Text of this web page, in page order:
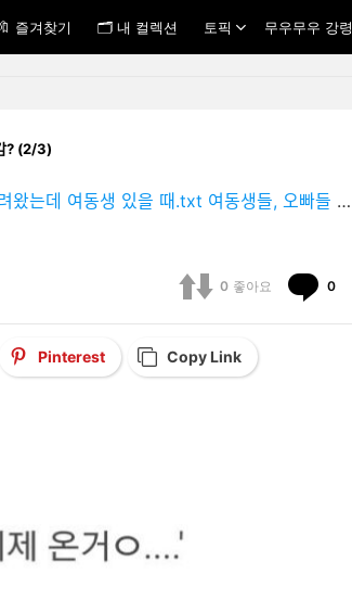
🔖 즐겨찾기 🗂 내 컬렉션 토픽 무우무우 강령
(2/3)
여동생 있을 때.txt 여동생들, 오빠들 공감?"
0 좋아요 0
Pinterest Copy Link